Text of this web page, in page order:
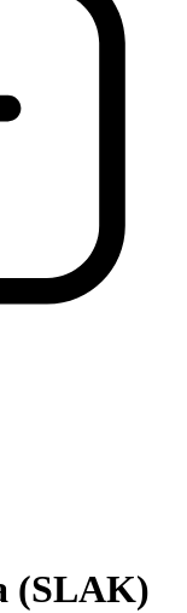
(SLAK)